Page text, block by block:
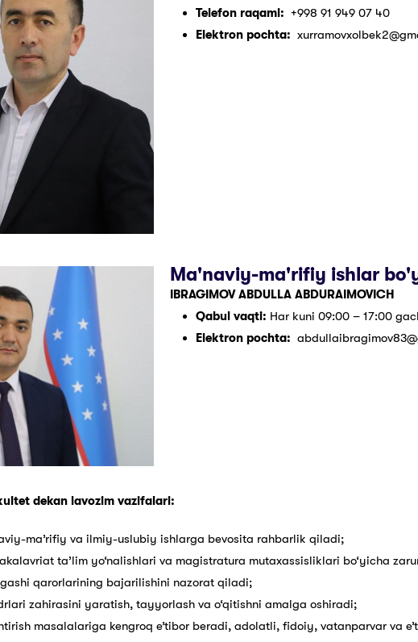
Telefon raqami:+998 91 949 07 40
Elektron pochta:
Ma'naviy-ma'rifiy ishlar
IBRAGIMOV ABDULLA ABDURAIMOVICH
Qabul vaqti: Har kuni 09:00 – 17:00
Elektron pochta:
dekan lavozim vazifalari:
ma’rifiy va ilmiy-uslubiy ishlarga bevosita rahbarlik qiladi;
ta’lim yo‘nalishlari va magistratura mutaxassisliklari bo‘yicha
qarorlarining bajarilishini nazorat qiladi;
zahirasini yaratish, tayyorlash va o‘qitishni amalga oshiradi;
masalalariga kengroq e’tibor beradi, adolatli, fidoiy, vatanparvar va